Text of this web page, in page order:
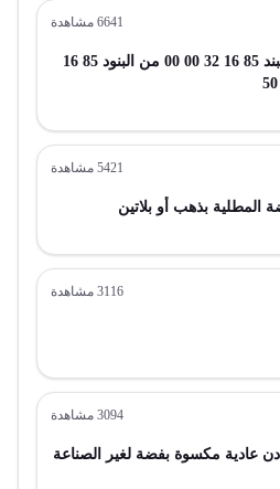
6641 مشاهدة
أجزاء الأجهزة الكهربائية البند 85 16 32 00 00 من البنود 85 16
5421 مشاهدة
بذهب أو بلاتين
3116 مشاهدة
3094 مشاهدة
عادية مكسوة بفضة لغير الصناعة